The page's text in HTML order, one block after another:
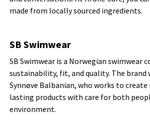
made from locally sourced ingredients.
SB Swimwear
SB Swimwear is a Norwegian swimwear
sustainability, fit, and quality. The brand
Synnøve Balbanian, who works to
lasting products with care for both
environment.